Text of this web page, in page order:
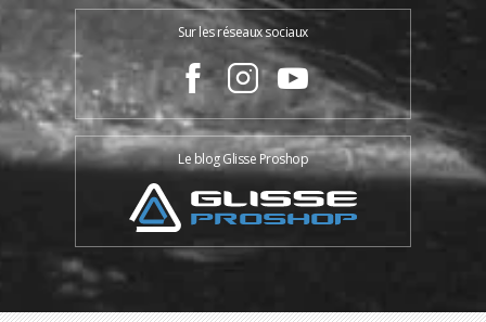
Sur les réseaux sociaux
Le blog Glisse Proshop